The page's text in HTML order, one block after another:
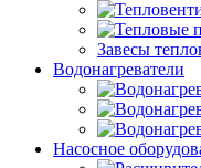
Завесы
Водонагреватели
Насосное